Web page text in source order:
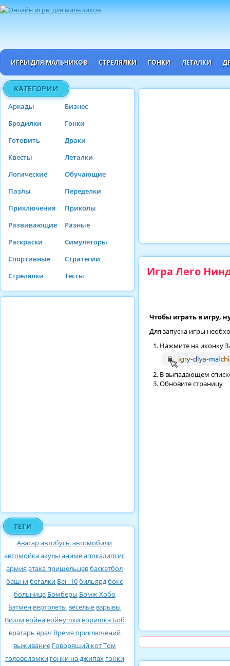
ИГРЫ ДЛЯ МАЛЬЧИКОВ СТРЕЛЯЛКИ ГОНКИ ЛЕТАЛКИ
КАТЕГОРИИ
Аркады
Бизнес
Бродилки
Гонки
Готовить
Драки
Квесты
Леталки
Логические
Обучающие
Пазлы
Переделки
Приключения
Приколы
Развивающие
Разные
Раскраски
Симуляторы
Спортивные
Стратегии
Стрелялки
Тесты
ТЕГИ
Аватаравтобусы автомобили
автомойкаакулы анимеапокалипсис
армия атака пришельцевбаскетбол
башнибегалки Бен 10бильярдбокс
больница Бомберы Бомж Хобо
Бэтмен вертолеты веселые взрывы
Вилли война войнушки воришка Боб
вратарь врач Время приключений
выживание Говорящий кот Том
головоломки гонки на джипах гонки
Игра Лего
Чтобы играть в игру,
Для запуска игры
Нажмите на иконку
В выпадающем
Обновите страницу